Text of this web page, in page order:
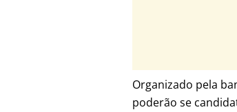
Organizado pela
poderão se